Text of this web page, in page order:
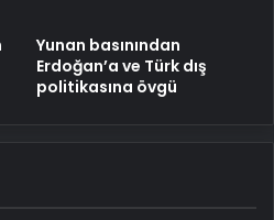
Yunan basınından
Erdoğan’a ve Türk dış
politikasına övgü